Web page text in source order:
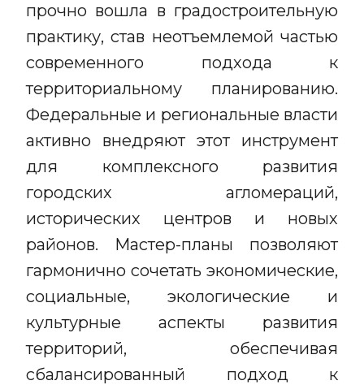
прочно вошла в градостроительную
практику, став неотъемлемой частью
современного подхода к
территориальному планированию.
Федеральные и региональные власти
активно внедряют этот инструмент
для комплексного развития
городских агломераций,
исторических центров и новых
районов. Мастер-планы позволяют
гармонично сочетать экономические,
социальные, экологические и
культурные аспекты развития
территорий, обеспечивая
сбалансированный подход к